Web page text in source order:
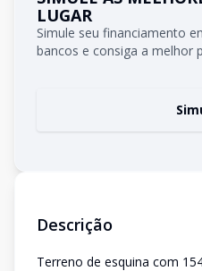
LUGAR
Simule seu financiamento
bancos e consiga a melhor
Descrição
Terreno de esquina com